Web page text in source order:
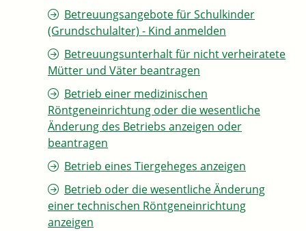
Betreuungsangebote für Schulkinder
(Grundschulalter) - Kind anmelden
Betreuungsunterhalt für nicht verheiratete
Mütter und Väter beantragen
Betrieb einer medizinischen
Röntgeneinrichtung oder die wesentliche
Änderung des Betriebs anzeigen oder
beantragen
Betrieb eines Tiergeheges anzeigen
Betrieb oder die wesentliche Änderung
einer technischen Röntgeneinrichtung
anzeigen